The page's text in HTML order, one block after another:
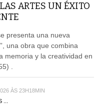
ARTES UN ÉXITO
presenta una nueva
una obra que combina
memoria y la creatividad en
.
ÀS 23H18MIN
...